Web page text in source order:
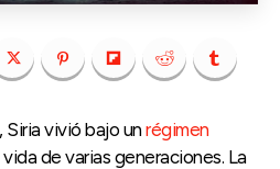
Siria vivió bajo unrégimen
de varias generaciones. La